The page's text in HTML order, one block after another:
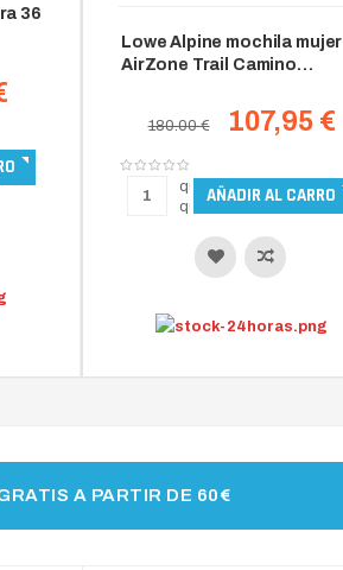
36
Lowe Alpine mochila mujer
AirZone Trail Camino
180.00 € 107,95 €
A PARTIR DE 60€